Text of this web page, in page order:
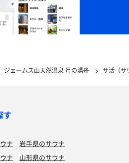
ジェームス山天然温泉 月の湯舟 サ活（サ
す
ナ
岩手県のサウナ
ナ
山形県のサウナ